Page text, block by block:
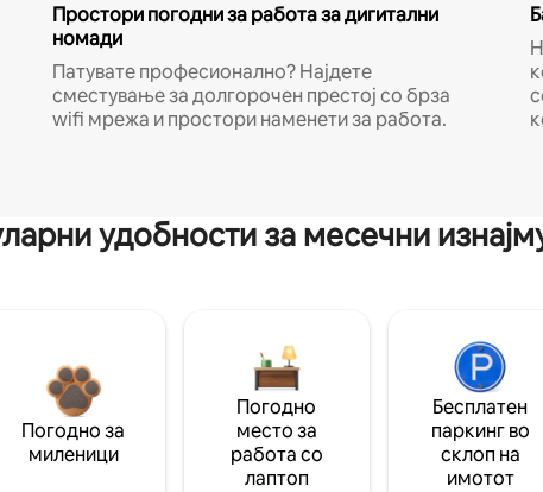
Простори погодни за работа за дигитални
номади
Патувате професионално? Најдете
сместување за долгорочен престој со брза
wifi мрежа и простори наменети за работа.
удобности за месечни
Погодно за
миленици
Погодно
место за
работа со
лаптоп
Бесплатен
паркинг во
склоп на
имотот